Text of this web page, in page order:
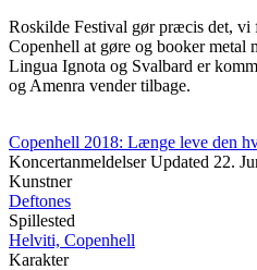
Roskilde Festival gør præcis det, vi
Copenhell at gøre og booker metal
Lingua Ignota og Svalbard er
og Amenra vender tilbage.
Copenhell 2018: Længe leve den
Koncertanmeldelser Updated 22.
Kunstner
Deftones
Spillested
Helviti, Copenhell
Karakter